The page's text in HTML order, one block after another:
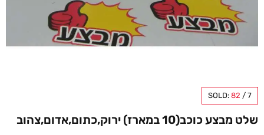
SOLD: 82 / 7
שלט מבצע כוכב(10 במארז) ירוק,כתום,אדום,צהוב